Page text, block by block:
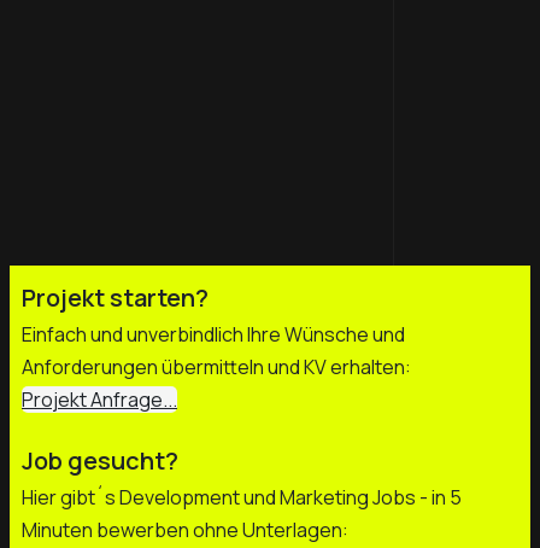
Projekt starten?
Einfach und unverbindlich Ihre Wünsche und
Anforderungen übermitteln und KV erhalten:
Projekt Anfrage...
Job gesucht?
Hier gibt´s Development und Marketing Jobs - in 5
Minuten bewerben ohne Unterlagen: